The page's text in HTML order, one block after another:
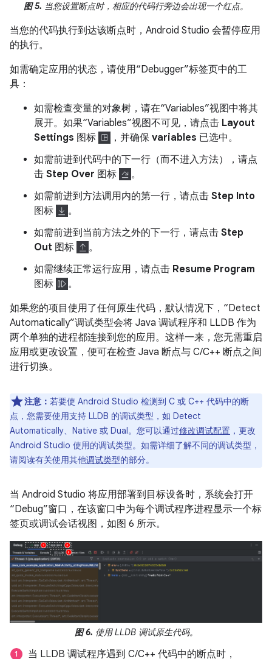
图 5. 当您设置断点时，相应的代码行旁边会出现一个红点。
当您的代码执行到达该断点时，Android Studio 会暂停应用
的执行。
如需确定应用的状态，请使用“Debugger”标签页中的工
具：
如需检查变量的对象树，请在“Variables”视图中将其
展开。如果“Variables”视图不可见，请点击 Layout
Settings 图标 ，并确保 variables 已选中。
如需前进到代码中的下一行（而不进入方法），请点
击 Step Over 图标
。
如需前进到方法调用内的第一行，请点击 Step Into
图标
。
如需前进到当前方法之外的下一行，请点击 Step
Out 图标
。
如需继续正常运行应用，请点击 Resume Program
图标
。
如果您的项目使用了任何原生代码，默认情况下，“Detect
Automatically”调试类型会将 Java 调试程序和 LLDB 作为
两个单独的进程都连接到您的应用。这样一来，您无需重启
应用或更改设置，便可在检查 Java 断点与 C/C++ 断点之间
进行切换。
注意： 若要使 Android Studio 检测到 C 或 C++ 代码中的断
点，您需要使用支持 LLDB 的调试类型，如 Detect
Automatically、Native 或 Dual。您可以通过修改调试配置 ，更改
Android Studio 使用的调试类型。如需详细了解不同的调试类型，
请阅读有关使用其他调试类型的部分。
当 Android Studio 将应用部署到目标设备时，系统会打开
“Debug”窗口，在该窗口中为每个调试程序进程显示一个标
签页或调试会话视图，如图 6 所示。
图 6. 使用 LLDB 调试原生代码。
当 LLDB 调试程序遇到 C/C++ 代码中的断点时，